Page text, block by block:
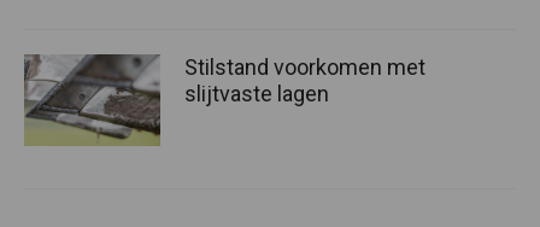
Stilstand voorkomen met
slijtvaste lagen